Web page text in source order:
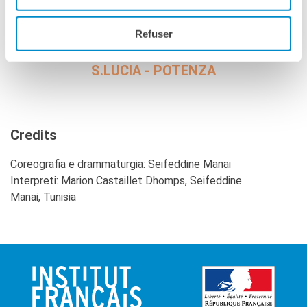
Refuser
SCALE MOBILI / PONTE ATTREZZATO
S.LUCIA - POTENZA
Credits
Coreografia e drammaturgia: Seifeddine Manai
Interpreti: Marion Castaillet Dhomps, Seifeddine
Manai, Tunisia